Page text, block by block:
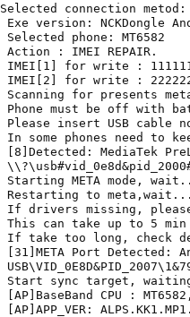
Selected connection metod:
Exe version: NCKDongle
Selected phone: MT6582
Action : IMEI REPAIR.
IMEI[1] for write :
IMEI[2] for write :
Scanning for presents
Phone must be off with
Please insert USB cable
In some phones need to
[8]Detected: MediaTek
Starting META mode,
Restarting to
If drivers missing,
This can take up to 5 min
If take too long, check
[31]META Port Detected:
Start sync target,
[AP]BaseBand CPU :
[AP]APP_VER: